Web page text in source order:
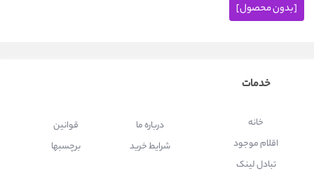
[بدون محصول]
خدمات
خانه
اقلام موجود
تبادل لینک
درباره ما
شرایط خرید
قوانین
برچسبها